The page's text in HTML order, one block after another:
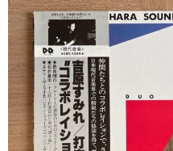
GGについて
買取について
取り置きなどについて
Categories